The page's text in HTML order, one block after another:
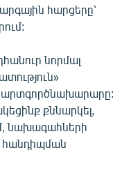
հարցերը՝
նորմալ
արտգործնախարարը:
քննարկել,
նախագահների
հանդիպման